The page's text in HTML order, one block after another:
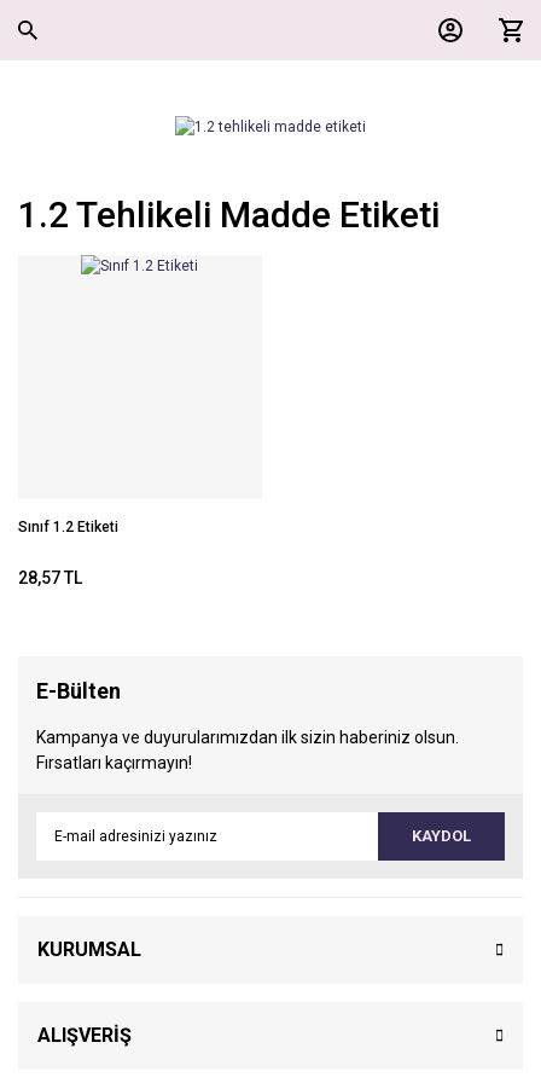
1.2 Tehlikeli Madde Etiketi
Sınıf 1.2 Etiketi
28,57 TL
E-Bülten
Kampanya ve duyurularımızdan ilk sizin haberiniz olsun.
Fırsatları kaçırmayın!
KAYDOL
KURUMSAL
ALIŞVERİŞ